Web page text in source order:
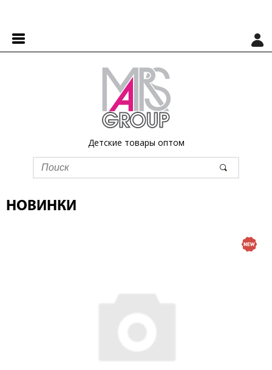
Детские товары оптом
НОВИНКИ